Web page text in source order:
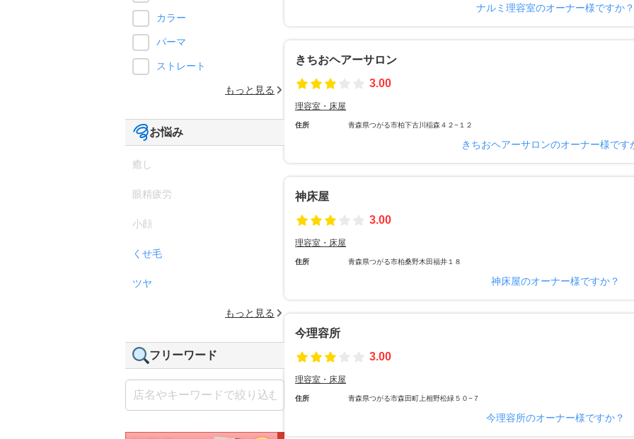
ナルミ理容室のオーナー様ですか？
きちおヘアーサロン
3.00
理容室・床屋
住所 青森県つがる市柏下古川稲森４２−１２
きちおヘアーサロンのオーナー様です
神床屋
3.00
理容室・床屋
住所 青森県つがる市柏桑野木田福井１８
神床屋のオーナー様ですか？
今理容所
3.00
理容室・床屋
住所 青森県つがる市森田町上相野松緑５０−７
今理容所のオーナー様ですか？
カラー
パーマ
ストレート
もっと見る
お悩み
癒し
眼精疲労
小顔
くせ毛
ツヤ
もっと見る
フリーワード